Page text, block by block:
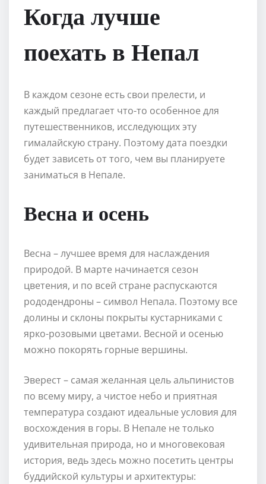
Когда лучше
поехать в Непал
В каждом сезоне есть свои прелести, и
каждый предлагает что-то особенное для
путешественников, исследующих эту
гималайскую страну. Поэтому дата поездки
будет зависеть от того, чем вы планируете
заниматься в Непале.
Весна и осень
Весна – лучшее время для наслаждения
природой. В марте начинается сезон
цветения, и по всей стране распускаются
рододендроны – символ Непала. Поэтому все
долины и склоны покрыты кустарниками с
ярко-розовыми цветами. Весной и осенью
можно покорять горные вершины.
Эверест – самая желанная цель альпинистов
по всему миру, а чистое небо и приятная
температура создают идеальные условия для
восхождения в горы. В Непале не только
удивительная природа, но и многовековая
история, ведь здесь можно посетить центры
буддийской культуры и архитектуры: